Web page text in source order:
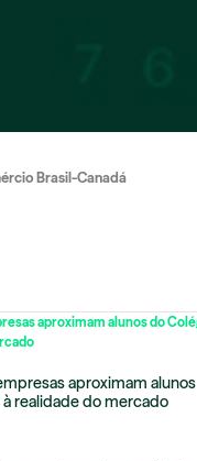
Brasil-Canadá
aproximam alunos
realidade do mercado